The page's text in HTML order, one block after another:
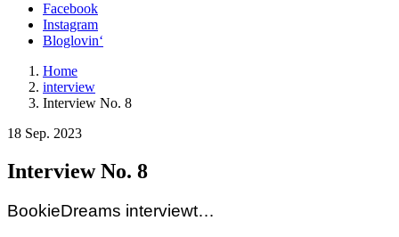
Facebook
Instagram
Bloglovin‘
Home
interview
Interview No. 8
18 Sep. 2023
Interview No. 8
BookieDreams interviewt…